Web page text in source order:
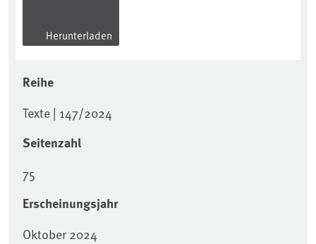
Herunterladen
Reihe
Texte | 147/2024
Seitenzahl
75
Erscheinungsjahr
Oktober 2024